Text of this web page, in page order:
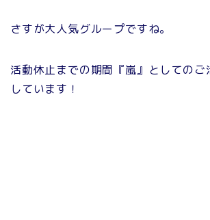
さすが大人気グループですね。
活動休止までの期間『嵐』としてのご
しています！